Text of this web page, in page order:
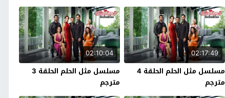
02:17:49
مسلسل مثل الحلم الحلقة 4
مترجم
02:10:04
مسلسل مثل الحلم الحلقة 3
مترجم